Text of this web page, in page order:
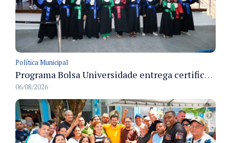
Política Municipal
Programa Bolsa Universidade entrega certificados a formandos em Manaus na sede do Executivo municipal
06/08/2026